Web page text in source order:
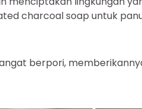
charcoal soap untuk
berpori,